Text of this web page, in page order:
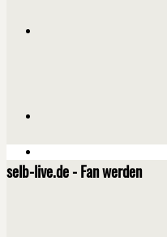
selb-live.de - Fan werden